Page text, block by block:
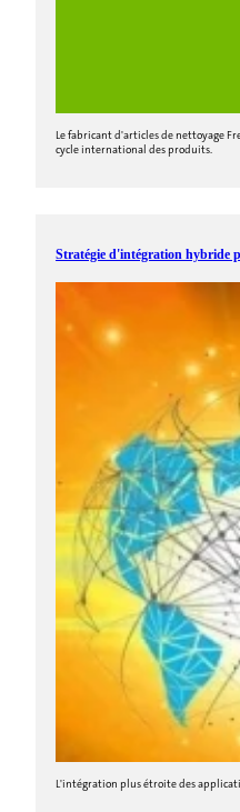
Le fabricant d'articles de nettoyage
cycle international des produits.
Stratégie d'intégration hybride
L'intégration plus étroite des